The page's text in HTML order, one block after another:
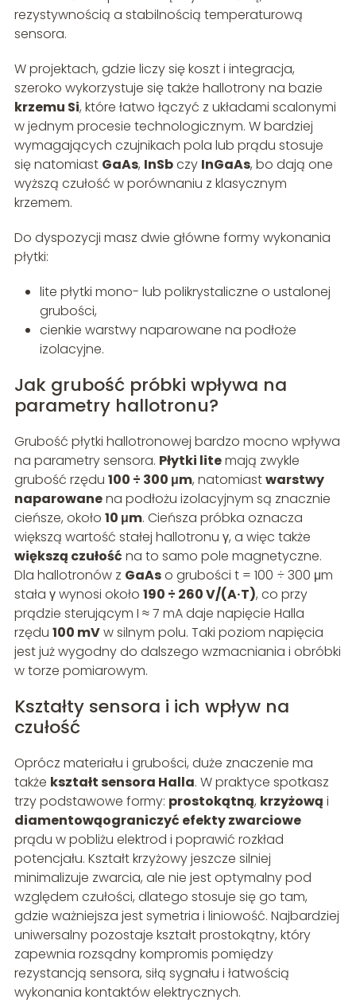
rezystywnością a stabilnością temperaturową
sensora.
W projektach, gdzie liczy się koszt i integracja,
szeroko wykorzystuje się także hallotrony na bazie
krzemu Si, które łatwo łączyć z układami scalonymi
w jednym procesie technologicznym. W bardziej
wymagających czujnikach pola lub prądu stosuje
się natomiast GaAs, InSbczy InGaAs, bo dają one
wyższą czułość w porównaniu z klasycznym
krzemem.
Do dyspozycji masz dwie główne formy wykonania
płytki:
lite płytki mono- lub polikrystaliczne o ustalonej
grubości,
cienkie warstwy naparowane na podłoże
izolacyjne.
Jak grubość próbki wpływa na
parametry hallotronu?
Grubość płytki hallotronowej bardzo mocno wpływa
na parametry sensora. Płytki litemają zwykle
grubość rzędu 100 ÷ 300 μm, natomiastwarstwy
naparowanena podłożu izolacyjnym są znacznie
cieńsze, około 10 μm. Cieńsza próbka oznacza
większą wartość stałej hallotronu γ, a więc także
większą czułość na to samo pole magnetyczne.
Dla hallotronów z GaAso grubości t = 100 ÷ 300 μm
stała γ wynosi około 190 ÷ 260 V/(A·T), co przy
prądzie sterującym I ≈ 7 mA daje napięcie Halla
rzędu 100 mVw silnym polu. Taki poziom napięcia
jest już wygodny do dalszego wzmacniania i obróbki
w torze pomiarowym.
Kształty sensora i ich wpływ na
czułość
Oprócz materiału i grubości, duże znaczenie ma
także kształt sensora Halla. W praktyce spotkasz
trzy podstawowe formy: prostokątną, krzyżową i
diamentowąograniczyć efekty zwarciowe
prądu w pobliżu elektrod i poprawić rozkład
potencjału. Kształt krzyżowy jeszcze silniej
minimalizuje zwarcia, ale nie jest optymalny pod
względem czułości, dlatego stosuje się go tam,
gdzie ważniejsza jest symetria i liniowość. Najbardziej
uniwersalny pozostaje kształt prostokątny, który
zapewnia rozsądny kompromis pomiędzy
rezystancją sensora, siłą sygnału i łatwością
wykonania kontaktów elektrycznych.